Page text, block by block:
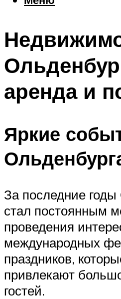
Шоппинг
Что посетить
Меню
аренда и
Яркие
За последние
стал постоянным
проведения
международных
праздников,
привлекают
гостей.